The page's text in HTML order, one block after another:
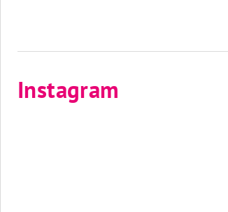
Instagram